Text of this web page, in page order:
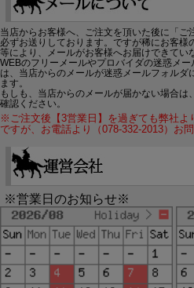
当店からお客様へ、ご注文を頂いた後に「ご
必ずお送りしております。ですが稀にお客様
等により、メールがお客様へお届けできてい
WEBのフリーメールやプロバイダの迷惑メ
は、当店からのメールが迷惑メールフォル
ます。
もしも、当店からのメールが届かない場合
確認ください。
※ご注文後【3営業日】を過ぎても弊社よ
ですが、お電話より（078-332-2013）お
※営業日のお知らせ※